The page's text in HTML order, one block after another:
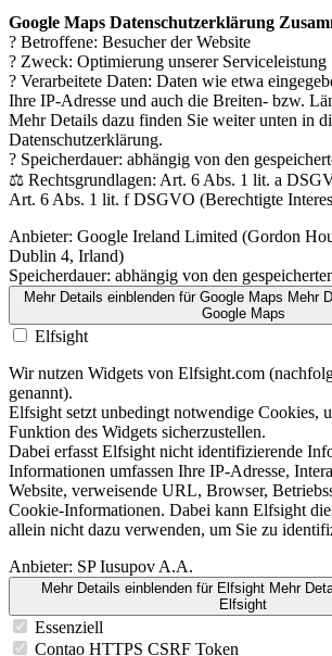
Google Maps Datenschutzerklärung
? Betroffene: Besucher der Website
? Zweck: Optimierung unserer Serviceleistung
? Verarbeitete Daten: Daten wie etwa
Ihre IP-Adresse und auch die Breiten- bzw.
Mehr Details dazu finden Sie weiter unten in
Datenschutzerklärung.
? Speicherdauer: abhängig von den
⚖️ Rechtsgrundlagen: Art. 6 Abs. 1 lit. a
Art. 6 Abs. 1 lit. f DSGVO (Berechtigte
Anbieter: Google Ireland Limited (Gordon
Dublin 4, Irland)
Speicherdauer: abhängig von den
Mehr Details einblendenfür Google Maps Mehr
Google Maps
Elfsight
Wir nutzen Widgets von Elfsight.com
genannt).
Elfsight setzt unbedingt notwendige Cookies,
Funktion des Widgets sicherzustellen.
Dabei erfasst Elfsight nicht identifizierende
Informationen umfassen Ihre IP-Adresse,
Website, verweisende URL, Browser,
Cookie-Informationen. Dabei kann Elfsight
allein nicht dazu verwenden, um Sie zu
Anbieter: SP Iusupov A.A.
Mehr Details einblenden für Elfsight Mehr
Elfsight
Essenziell
Contao HTTPS CSRF Token